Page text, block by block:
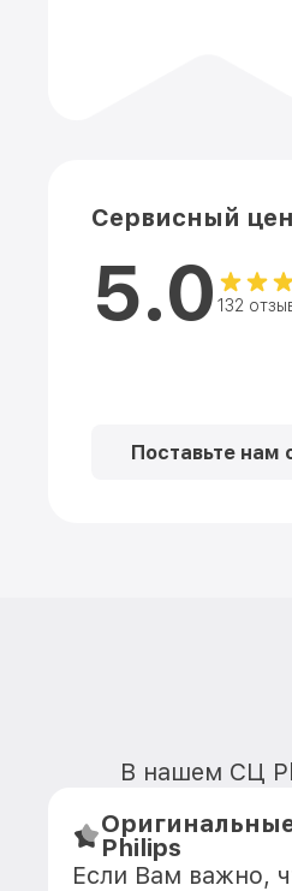
Сервисный
5.0 132
Поставьте нам
В нашем СЦ
Philips
Если Вам важно,